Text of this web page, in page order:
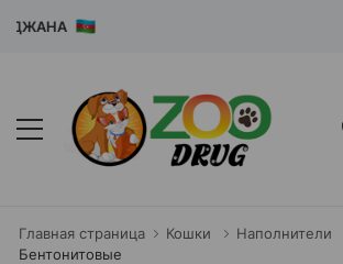
Главная страница Кошки
Наполнители
Бентонитовые